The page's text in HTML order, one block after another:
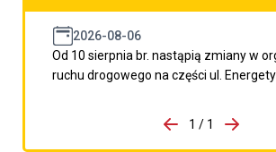
2026-08-06
Od 10 sierpnia br. nastąpią zmiany w
ruchu drogowego na części ul.
porzpedniego komunikatu
1 / 1